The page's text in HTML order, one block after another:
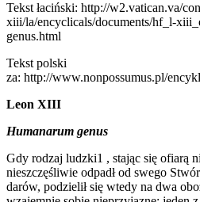
Tekst łaciński: http://w2.vatican.va/
xiii/la/encyclicals/documents/hf_l-
genus.html
Tekst polski
za: http://www.nonpossumus.pl/
Leon XIII
Humanarum genus
Gdy rodzaj ludzki1 , stając się ofiarą
nieszczęśliwie odpadł od swego
darów, podzielił się wtedy na dwa